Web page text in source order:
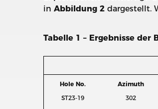
in Abbildung 2 dargestellt.
Tabelle 1 – Ergebnisse der
Hole No.
Azimuth
ST23-19
302